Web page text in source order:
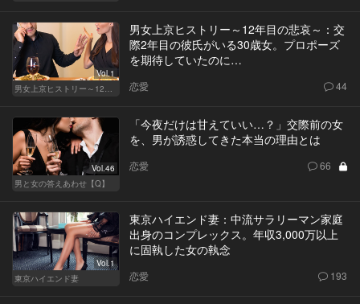
Vol.1
男女上京ヒストリー～12年目の悲哀～：交
際2年目の彼氏がいる30歳女。プロポーズ
を期待していたのに…
恋愛 44
Vol.46
男と女の答えあわせ【Q】
「今夜だけは甘えていい…？」交際前の女
を、男が誘惑してきた本当の理由とは
恋愛 66
Vol.1
東京ハイエンド妻
東京ハイエンド妻：中流サラリーマン家庭
出身のコンプレックス。年収3,000万以上
に固執した女の執念
恋愛 193